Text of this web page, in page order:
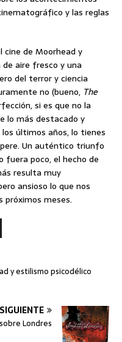
y las reglas
cine de Moorhead y
aire fresco y una
del terror y ciencia
no (bueno, The
si es que no la
lo más destacado y
últimos años, lo tienes
Un auténtico triunfo
fuera poco, el hecho de
resulta muy
ansioso lo que nos
próximos meses.
y estilismo psicodélico
SIGUIENTE
Londres